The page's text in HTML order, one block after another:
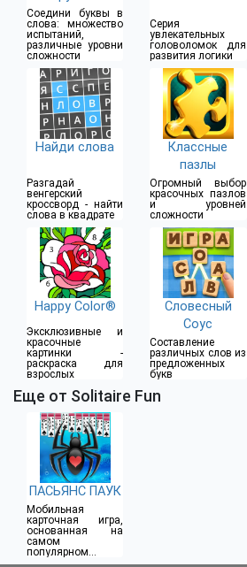
Соедини буквы в
слова: множество
испытаний,
различные уровни
сложности
Серия
увлекательных
головоломок для
развития логики
Найди слова
Разгадай
венгерский
кроссворд - найти
слова в квадрате
Классные
пазлы
Огромный выбор
красочных пазлов
и уровней
сложности
Happy Color®
Эксклюзивные и
красочные
картинки -
раскраска для
взрослых
Словесный
Соус
Составление
различных слов из
предложенных
букв
Еще от Solitaire Fun
ПАСЬЯНС ПАУК
Мобильная
карточная игра,
основанная на
самом
популярном и
классическом